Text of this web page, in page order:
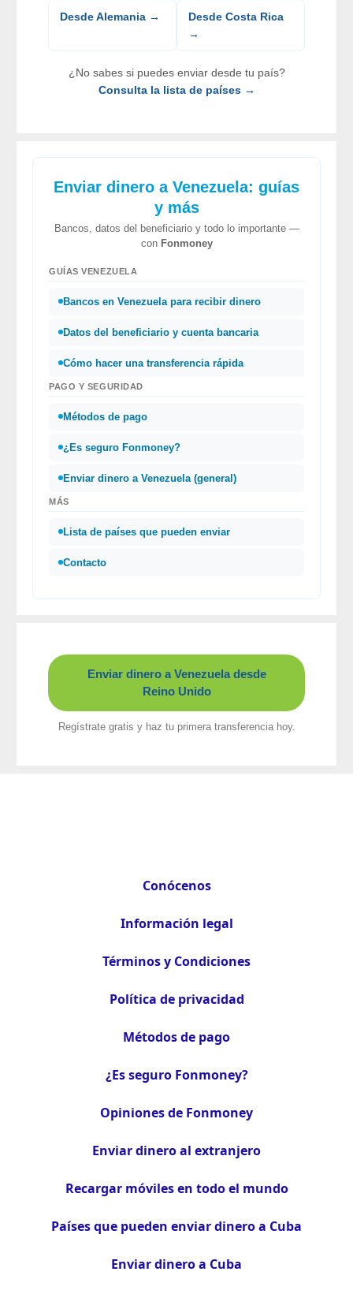
Desde Alemania →
Desde Costa Rica
→
¿No sabes si puedes enviar desde tu país?
Consulta la lista de países →
Enviar dinero a Venezuela: guías
y más
Bancos, datos del beneficiario y todo lo importante —
con Fonmoney
GUÍAS VENEZUELA
Bancos en Venezuela para recibir dinero
Datos del beneficiario y cuenta bancaria
Cómo hacer una transferencia rápida
PAGO Y SEGURIDAD
Métodos de pago
¿Es seguro Fonmoney?
Enviar dinero a Venezuela (general)
MÁS
Lista de países que pueden enviar
Contacto
Enviar dinero a Venezuela desde
Reino Unido
Regístrate gratis y haz tu primera transferencia hoy.
Conócenos
Información legal
Términos y Condiciones
Política de privacidad
Métodos de pago
¿Es seguro Fonmoney?
Opiniones de Fonmoney
Enviar dinero al extranjero
Recargar móviles en todo el mundo
Países que pueden enviar dinero a Cuba
Enviar dinero a Cuba